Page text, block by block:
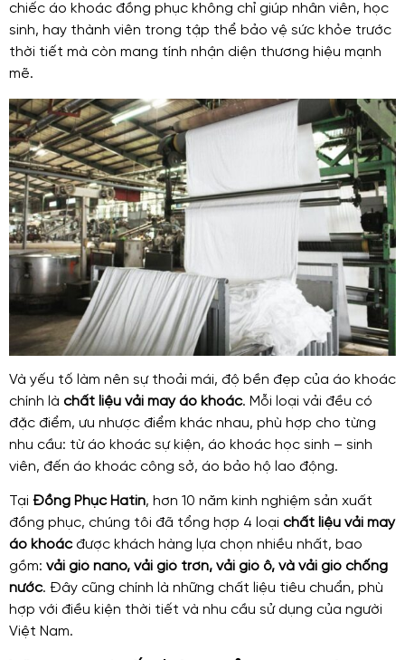
chiếc áo khoác đồng phục không chỉ giúp nhân viên, học
sinh, hay thành viên trong tập thể bảo vệ sức khỏe trước
thời tiết mà còn mang tính nhận diện thương hiệu mạnh
mẽ.
Và yếu tố làm nên sự thoải mái, độ bền đẹp của áo khoác
chính là chất liệu vải may áo khoác. Mỗi loại vải đều có
đặc điểm, ưu nhược điểm khác nhau, phù hợp cho từng
nhu cầu: từ áo khoác sự kiện, áo khoác học sinh – sinh
viên, đến áo khoác công sở, áo bảo hộ lao động.
Tại Đồng Phục Hatin, hơn 10 năm kinh nghiệm sản xuất
đồng phục, chúng tôi đã tổng hợp 4 loại chất liệu vải may
áo khoácđược khách hàng lựa chọn nhiều nhất, bao
gồm: vải gió nano, vải gió trơn, vải gió ô, và vải gió chống
nước. Đây cũng chính là những chất liệu tiêu chuẩn, phù
hợp với điều kiện thời tiết và nhu cầu sử dụng của người
Việt Nam.